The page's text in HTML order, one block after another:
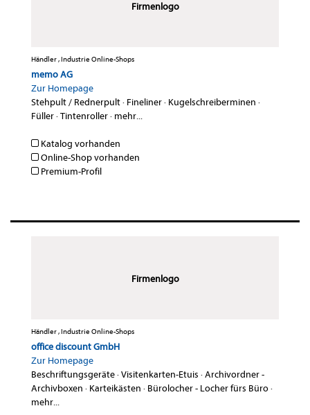
Firmenlogo
Händler , Industrie Online-Shops
memo AG
Zur Homepage
Stehpult / Rednerpult· Fineliner· Kugelschreiberminen ·
Füller·Tintenroller· mehr...
Katalog vorhanden
Online-Shop vorhanden
Premium-Profil
Firmenlogo
Händler , Industrie Online-Shops
office discount GmbH
Zur Homepage
Beschriftungsgeräte·Visitenkarten-Etuis ·Archivordner -
Archivboxen · Karteikästen · Bürolocher - Locher fürs Büro·
mehr...